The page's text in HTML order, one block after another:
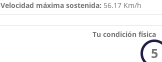
Velocidad máxima sostenida: 56.17 Km/h
Tu condición física
5